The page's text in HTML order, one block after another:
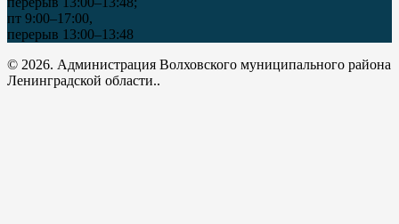
пт 9:00–17:00,
перерыв 13:00–13:48
© 2026. Администрация Волховского муниципального района
Ленинградской области..